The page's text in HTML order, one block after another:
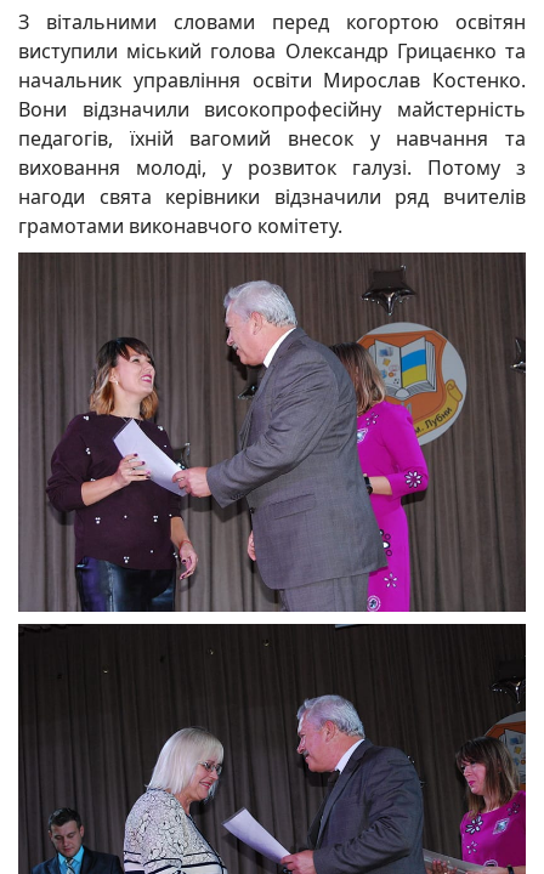
З вітальними словами перед когортою освітян
виступили міський голова Олександр Грицаєнко та
начальник управління освіти Мирослав Костенко.
Вони відзначили високопрофесійну майстерність
педагогів, їхній вагомий внесок у навчання та
виховання молоді, у розвиток галузі. Потому з
нагоди свята керівники відзначили ряд вчителів
грамотами виконавчого комітету.